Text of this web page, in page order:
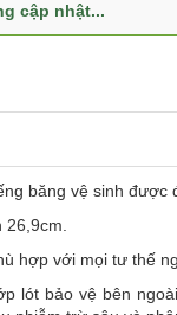
cập nhật...
băng vệ sinh được
hợp với mọi tư thế
lót bảo vệ bên ngoài